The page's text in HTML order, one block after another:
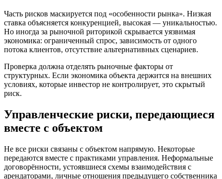
Часть рисков маскируется под «особенности рынка». Низкая
ставка объясняется конкуренцией, высокая — уникальностью.
Но иногда за рыночной риторикой скрывается уязвимая
экономика: ограниченный спрос, зависимость от одного
потока клиентов, отсутствие альтернативных сценариев.
Проверка должна отделять рыночные факторы от
структурных. Если экономика объекта держится на внешних
условиях, которые инвестор не контролирует, это скрытый
риск.
Управленческие риски, передающиеся
вместе с объектом
Не все риски связаны с объектом напрямую. Некоторые
передаются вместе с практиками управления. Неформальные
договорённости, устоявшиеся схемы взаимодействия с
арендаторами, личные отношения предыдущего собственника